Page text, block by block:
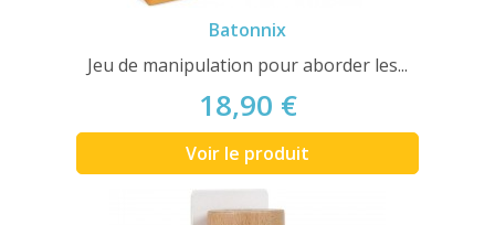
Batonnix
Jeu de manipulation pour aborder les...
18,90 €
Voir le produit